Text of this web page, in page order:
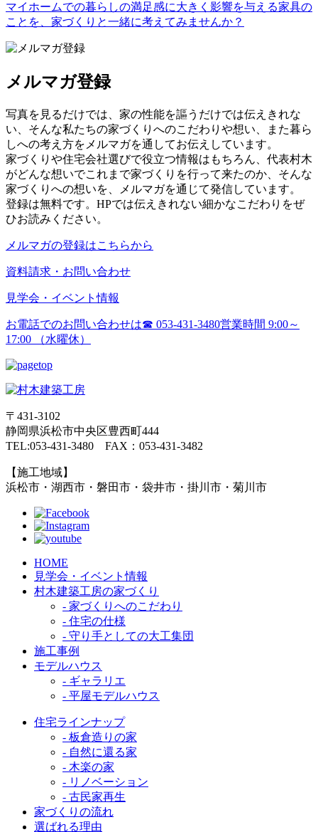
マイホームでの暮らしの満足感に大きく影響を与える家具の
ことを、家づくりと一緒に考えてみませんか？
メルマガ登録
写真を見るだけでは、家の性能を謳うだけでは伝えきれな
い、そんな私たちの家づくりへのこだわりや想い、また暮ら
しへの考え方をメルマガを通してお伝えしています。
家づくりや住宅会社選びで役立つ情報はもちろん、代表村木
がどんな想いでこれまで家づくりを行って来たのか、そんな
家づくりへの想いを、メルマガを通じて発信しています。
登録は無料です。HPでは伝えきれない細かなこだわりをぜ
ひお読みください。
メルマガの登録はこちらから
資料請求・お問い合わせ
見学会・イベント情報
お電話でのお問い合わせは☎ 053-431-3480営業時間 9:00～
17:00 （水曜休）
〒431-3102
静岡県浜松市中央区豊西町444
TEL:053-431-3480 FAX：053-431-3482
【施工地域】
浜松市・湖西市・磐田市・袋井市・掛川市・菊川市
HOME
見学会・イベント情報
村木建築工房の家づくり
- 家づくりへのこだわり
- 住宅の仕様
- 守り手としての大工集団
施工事例
モデルハウス
- ギャラリエ
- 平屋モデルハウス
住宅ラインナップ
- 板倉造りの家
- 自然に還る家
- 木楽の家
- リノベーション
- 古民家再生
家づくりの流れ
選ばれる理由